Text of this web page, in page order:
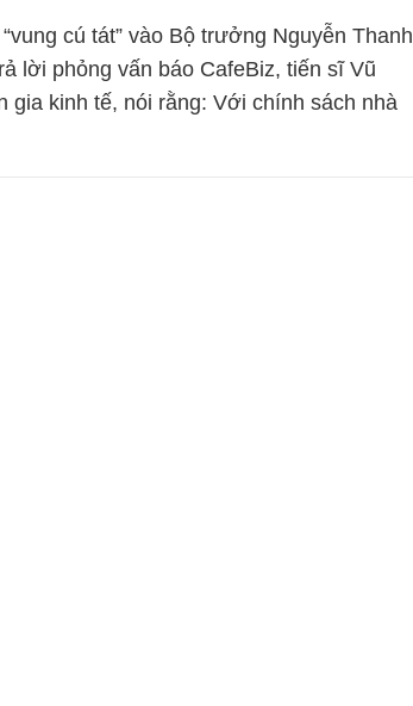
cú tát” vào Bộ trưởng Nguyễn Thanh
lời phỏng vấn báo CafeBiz, tiến sĩ Vũ
gia kinh tế, nói rằng: Với chính sách nhà